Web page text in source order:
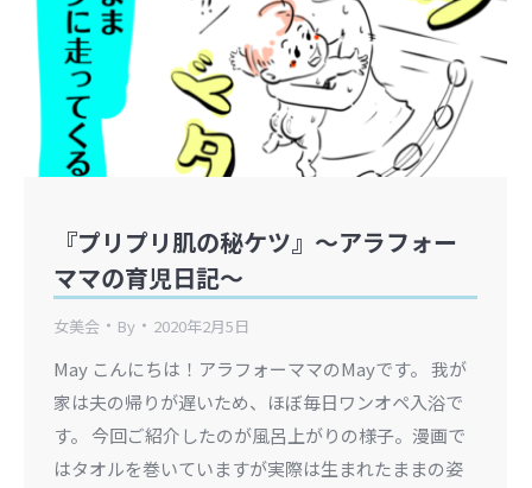
『プリプリ肌の秘ケツ』〜アラフォー
ママの育児日記〜
女美会 By 2020年2月5日
May こんにちは！アラフォーママのMayです。 我が
家は夫の帰りが遅いため、ほぼ毎日ワンオペ入浴で
す。 今回ご紹介したのが風呂上がりの様子。漫画で
はタオルを巻いていますが実際は生まれたままの姿